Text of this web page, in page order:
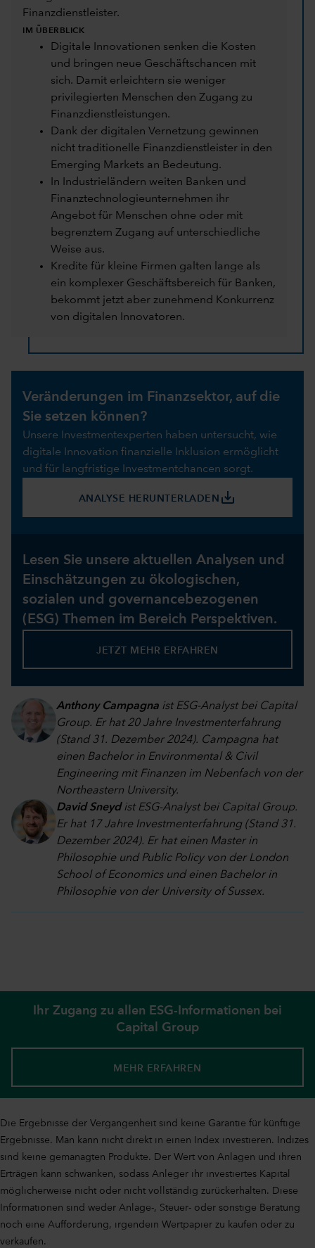
Finanzdienstleister.
IM ÜBERBLICK
Digitale Innovationen senken die Kosten
und bringen neue Geschäftschancen mit
sich. Damit erleichtern sie weniger
privilegierten Menschen den Zugang zu
Finanzdienstleistungen.
Dank der digitalen Vernetzung gewinnen
nicht traditionelle Finanzdienstleister in den
Emerging Markets an Bedeutung.
In Industrieländern weiten Banken und
Finanztechnologieunternehmen ihr
Angebot für Menschen ohne oder mit
begrenztem Zugang auf unterschiedliche
Weise aus.
Kredite für kleine Firmen galten lange als
ein komplexer Geschäftsbereich für Banken,
bekommt jetzt aber zunehmend Konkurrenz
von digitalen Innovatoren.
Veränderungen im Finanzsektor, auf die
Sie setzen können?
Unsere Investmentexperten haben untersucht, wie
digitale Innovation finanzielle Inklusion ermöglicht
und für langfristige Investmentchancen sorgt.
ANALYSE HERUNTERLADEN save_alt
Lesen Sie unsere aktuellen Analysen und
Einschätzungen zu ökologischen,
sozialen und governancebezogenen
(ESG) Themen im Bereich Perspektiven.
JETZT MEHR ERFAHREN
Anthony Campagna ist ESG-Analyst bei Capital
Group. Er hat 20 Jahre Investmenterfahrung
(Stand 31. Dezember 2024). Campagna hat
einen Bachelor in Environmental & Civil
Engineering mit Finanzen im Nebenfach von der
Northeastern University.
David Sneydist ESG-Analyst bei Capital Group.
Er hat 17 Jahre Investmenterfahrung (Stand 31.
Dezember 2024). Er hat einen Master in
Philosophie und Public Policy von der London
School of Economics und einen Bachelor in
Philosophie von der University of Sussex.
Ihr Zugang zu allen ESG-Informationen bei
Capital Group
MEHR ERFAHREN
Die Ergebnisse der Vergangenheit sind keine Garantie für künftige
Ergebnisse. Man kann nicht direkt in einen Index investieren. Indizes
sind keine gemanagten Produkte. Der Wert von Anlagen und ihren
Erträgen kann schwanken, sodass Anleger ihr investiertes Kapital
möglicherweise nicht oder nicht vollständig zurückerhalten. Diese
Informationen sind weder Anlage-, Steuer- oder sonstige Beratung
noch eine Aufforderung, irgendein Wertpapier zu kaufen oder zu
verkaufen.